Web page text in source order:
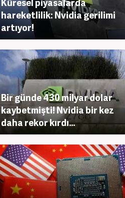
hareketlilik: Nvidia gerilimi
artıyor!
Bir günde 430 milyar dolar
kaybetmişti! Nvidia bir kez
daha rekor kırdı...